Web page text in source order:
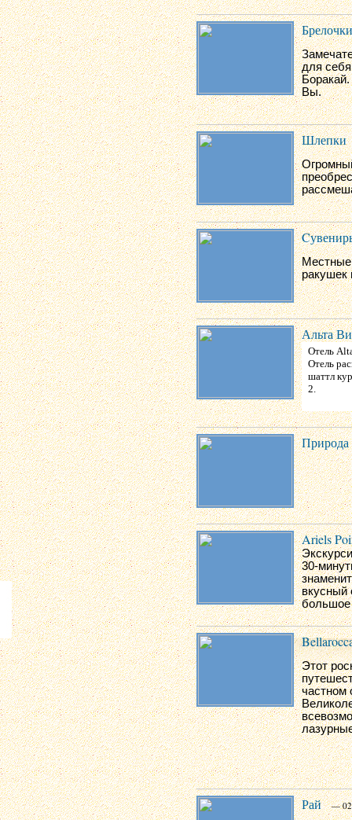
Брелочки
для
Вы.
Шлепки
Местные
ракушек
Альта
Отель
Отель
шаттл
2.
Природа
Ariels
30-
вкусный
большое
Этот
частном
Рай —